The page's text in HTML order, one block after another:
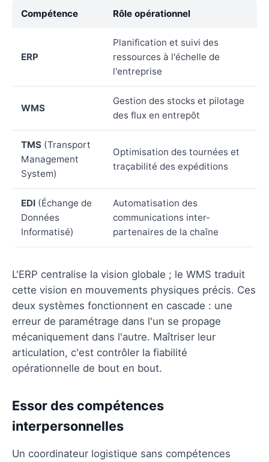
Compétence Rôle opérationnel
ERP
Planification et suivi des
ressources à l'échelle de
l'entreprise
WMS
Gestion des stocks et pilotage
des flux en entrepôt
TMS (Transport
Management
System)
Optimisation des tournées et
traçabilité des expéditions
EDI (Échange de
Données
Informatisé)
Automatisation des
communications inter-
partenaires de la chaîne
L'ERP centralise la vision globale ; le WMS traduit
cette vision en mouvements physiques précis. Ces
deux systèmes fonctionnent en cascade : une
erreur de paramétrage dans l'un se propage
mécaniquement dans l'autre. Maîtriser leur
articulation, c'est contrôler la fiabilité
opérationnelle de bout en bout.
Essor des compétences
interpersonnelles
Un coordinateur logistique sans compétences